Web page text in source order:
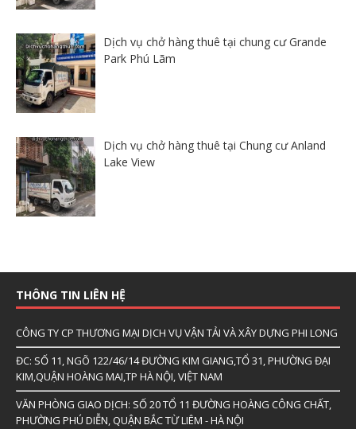
Dịch vụ chở hàng thuê tại chung cư Grande
Park Phú Lãm
Dịch vụ chở hàng thuê tại Chung cư Anland
Lake View
THÔNG TIN LIÊN HỆ
CÔNG TY CP THƯƠNG MẠI DỊCH VỤ VẬN TẢI VÀ XÂY DỰNG PHI LONG
ĐC: SỐ 11, NGÕ 122/46/14 ĐƯỜNG KIM GIANG,TỔ 31, PHƯỜNG ĐẠI
KIM,QUẬN HOÀNG MAI,TP HÀ NỘI, VIỆT NAM
VĂN PHÒNG GIAO DỊCH: SỐ 20 TỔ 11 ĐƯỜNG HOÀNG CÔNG CHẤT,
PHƯỜNG PHÚ DIỄN, QUẬN BẮC TỪ LIÊM - HÀ NỘI